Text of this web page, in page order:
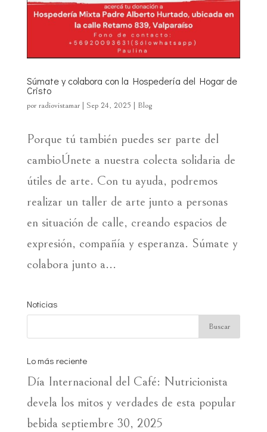
Súmate y colabora con la Hospedería del Hogar de
Cristo
por radiovistamar| Sep 24, 2025 Blog
Porque tú también puedes ser parte del
cambioÚnete a nuestra colecta solidaria de
útiles de arte. Con tu ayuda, podremos
realizar un taller de arte junto a personas
en situación de calle, creando espacios de
expresión, compañía y esperanza. Súmate y
colabora junto a...
Noticias
Lo más reciente
Día Internacional del Café: Nutricionista
devela los mitos y verdades de esta popular
bebida septiembre 30, 2025